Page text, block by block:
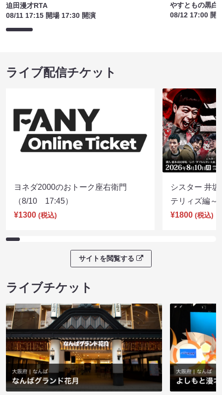
迫田漫才RTA
08/11 17:15 開場 17:30 開演
やすともの黒白
08/12 17:00 開
ライブ配信チケット
ヨネダ2000のおトーク座右衛門
（8/10 17:45）
¥1300 (税込)
シスター 井
テリィズ編
¥1800 (税込)
サイトを閲覧する
ライブチケット